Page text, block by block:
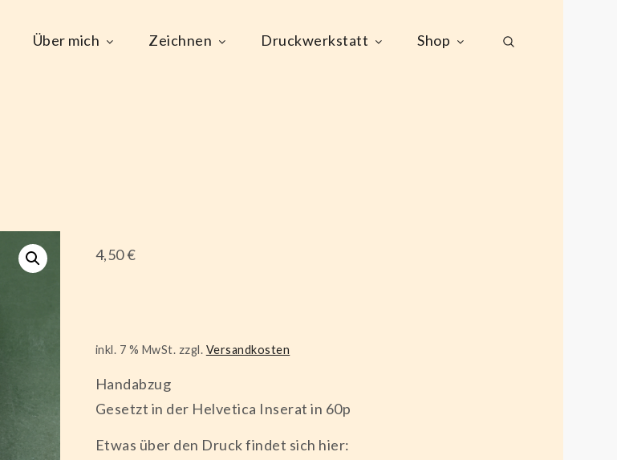
Über mich Zeichnen Druckwerkstatt Shop
4,50€
inkl. 7 % MwSt. zzgl. Versandkosten
Handabzug
Gesetzt in der Helvetica Inserat in 60p
Etwas über den Druck findet sich hier: